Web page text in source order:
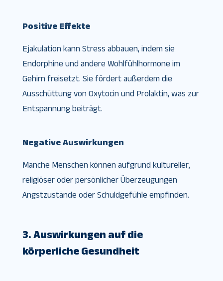
Positive Effekte
Ejakulation kann Stress abbauen, indem sie
Endorphine und andere Wohlfühlhormone im
Gehirn freisetzt. Sie fördert außerdem die
Ausschüttung von Oxytocin und Prolaktin, was zur
Entspannung beiträgt.
Negative Auswirkungen
Manche Menschen können aufgrund kultureller,
religiöser oder persönlicher Überzeugungen
Angstzustände oder Schuldgefühle empfinden.
3. Auswirkungen auf die
körperliche Gesundheit